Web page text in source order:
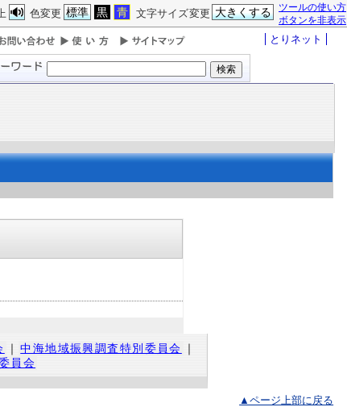
ツールの使い方
ボタンを非表示
文字サイズ変更 大きくする
色変更 標準 黒 青
とりネット
｜ 中海地域振興調査特別委員会
｜
員会
▲ページ上部に戻る